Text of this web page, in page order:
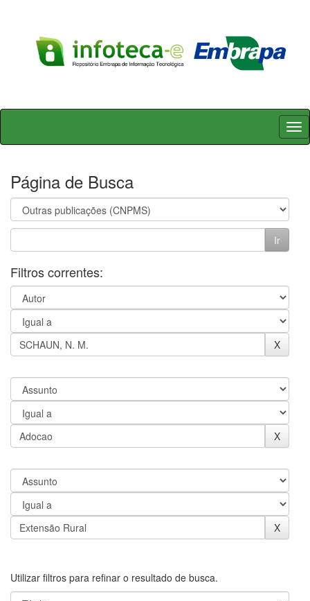
Skip
Página de Busca
Filtros correntes:
Utilizar filtros para refinar o resultado de busca.